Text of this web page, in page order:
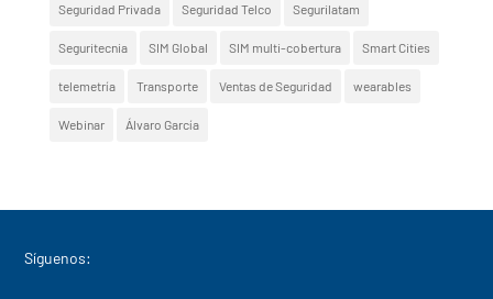
Seguridad Privada Seguridad Telco Segurilatam
Seguritecnia SIM Global SIM multi-cobertura Smart Cities
telemetría Transporte Ventas de Seguridad wearables
Webinar Álvaro García
Síguenos: